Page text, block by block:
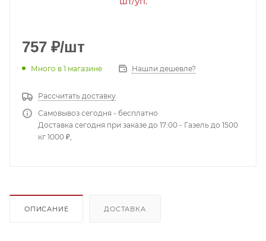
757 ₽/шт
Много в 1 магазине Нашли дешевле?
Рассчитать доставку
Самовывоз сегодня - бесплатно
Доставка сегодня при заказе до 17:00 - Газель до 1500
кг 1000 ₽,
ОПИСАНИЕ ДОСТАВКА